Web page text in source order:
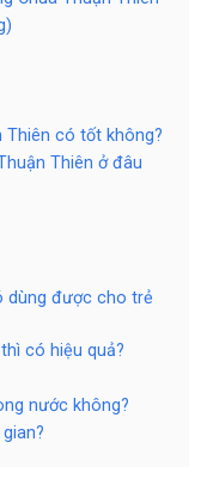
Thiên có tốt không?
Thiên ở đâu
dùng được cho trẻ
có hiệu quả?
nước không?